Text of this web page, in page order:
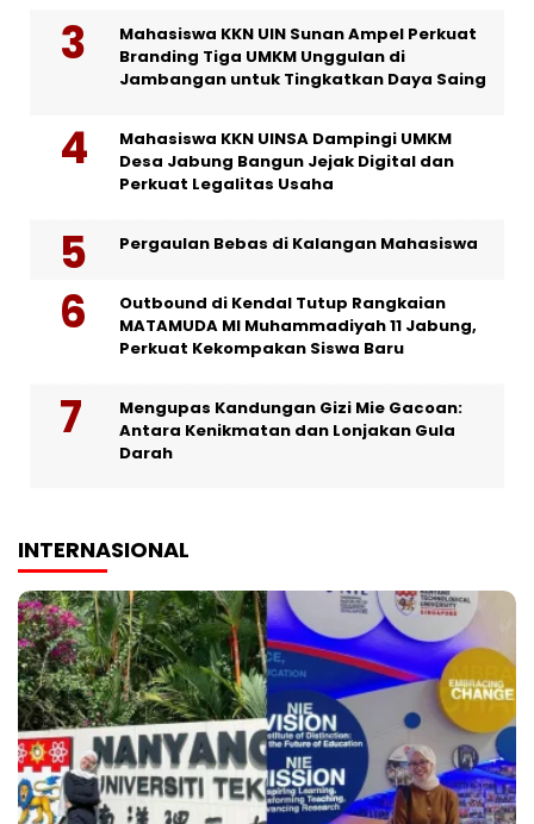
Mahasiswa KKN UIN Sunan Ampel Perkuat
Branding Tiga UMKM Unggulan di
Jambangan untuk Tingkatkan Daya Saing
Mahasiswa KKN UINSA Dampingi UMKM
Desa Jabung Bangun Jejak Digital dan
Perkuat Legalitas Usaha
Pergaulan Bebas di Kalangan Mahasiswa
Outbound di Kendal Tutup Rangkaian
MATAMUDA MI Muhammadiyah 11 Jabung,
Perkuat Kekompakan Siswa Baru
Mengupas Kandungan Gizi Mie Gacoan:
Antara Kenikmatan dan Lonjakan Gula
Darah
INTERNASIONAL